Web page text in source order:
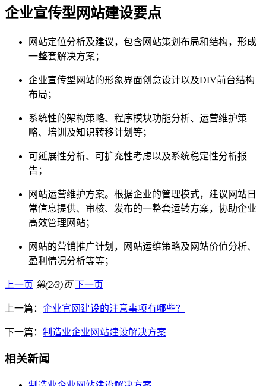
企业宣传型网站建设要点
网站定位分析及建议，包含网站策划布局和结构，形成
一整套解决方案；
企业宣传型网站的形象界面创意设计以及DIV前台结构
布局；
系统性的架构策略、程序模块功能分析、运营维护策
略、培训及知识转移计划等；
可延展性分析、可扩充性考虑以及系统稳定性分析报
告；
网站运营维护方案。根据企业的管理模式，建议网站日
常信息提供、审核、发布的一整套运转方案，协助企业
高效管理网站；
网站的营销推广计划，网站运维策略及网站价值分析、
盈利情况分析等等；
上一页 第(2/3)页 下一页
上一篇： 企业官网建设的注意事项有哪些？
下一篇： 制造业企业网站建设解决方案
相关新闻